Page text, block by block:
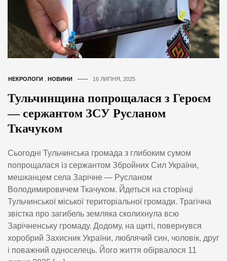
НЕКРОЛОГИ , НОВИНИ 16 ЛИПНЯ, 2025
Тульчинщина попрощалася з Героєм
— сержантом ЗСУ Русланом
Ткачуком
Сьогодні Тульчинська громада з глибоким сумом
попрощалася із сержантом Збройних Сил України,
мешканцем села Зарічне — Русланом
Володимировичем Ткачуком. Йдеться на сторінці
Тульчинської міської територіальної громади. Трагічна
звістка про загибель земляка сколихнула всю
Зарічненську громаду. Додому, на щиті, повернувся
хоробрий Захисник України, люблячий син, чоловік, друг
і поважний односелець. Його життя обірвалося 11